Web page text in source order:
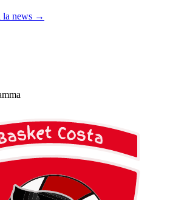
la news →